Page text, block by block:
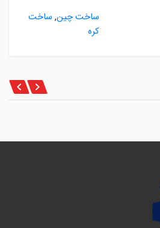
ساخت چین, ساخت
کره